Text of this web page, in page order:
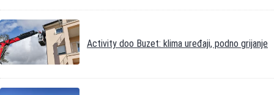
Activity doo Buzet: klima uređaji, podno grijanje